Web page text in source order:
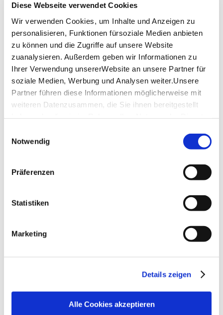
Diese Webseite verwendet Cookies
Wir verwenden Cookies, um Inhalte und Anzeigen zu
personalisieren, Funktionen fürsoziale Medien anbieten
zu können und die Zugriffe auf unsere Website
zuanalysieren. Außerdem geben wir Informationen zu
Ihrer Verwendung unsererWebsite an unsere Partner für
soziale Medien, Werbung und Analysen weiter.Unsere
Partner führen diese Informationen möglicherweise mit
weiteren Datenzusammen, die Sie ihnen bereitgestellt
Impressum
Notwendig
Präferenzen
Statistiken
Marketing
Details zeigen
Alle Cookies akzeptieren
and hearty products from the region, so you can start
your day strengthened.
Book now